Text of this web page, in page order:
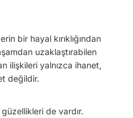
bir hayal kırıklığından
uzaklaştırabilen
ilişkileri yalnızca ihanet,
değildir.
güzellikleri de vardır.